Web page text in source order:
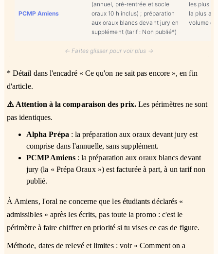
PCMP Amiens
(annuel, pré-rentrée et socle
oraux 10 h inclus) ; préparation
aux oraux blancs devant jury en
supplément (tarif : Non publié*)
les plus
la plus
volume
← Faites glisser pour voir plus →
* Détail dans l'encadré « Ce qu'on ne sait pas encore », en fin
d'article.
⚠️ Attention à la comparaison des prix.Les périmètres ne sont
pas identiques.
Alpha Prépa : la préparation aux oraux devant jury est
comprise dans l'annuelle, sans supplément.
PCMP Amiens: la préparation aux oraux blancs devant
jury (la « Prépa Oraux ») est facturée à part, à un tarif non
publié.
À Amiens, l'oral ne concerne que les étudiants déclarés «
admissibles » après les écrits, pas toute la promo : c'est le
périmètre à faire chiffrer en priorité si tu vises ce cas de figure.
Méthode, dates de relevé et limites : voir « Comment on a